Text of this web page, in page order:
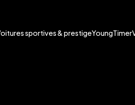
sportives & prestigeYoungTimer